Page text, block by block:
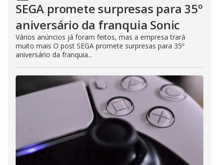
SEGA promete surpresas para 35º
aniversário da franquia Sonic
Vários anúncios já foram feitos, mas a empresa trará
muito mais O post SEGA promete surpresas para 35º
aniversário da franquia...